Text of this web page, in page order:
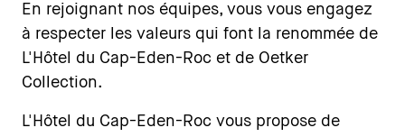
En rejoignant nos équipes, vous vous engagez
à respecter les valeurs qui font la renommée de
L'Hôtel du Cap-Eden-Roc et de Oetker
Collection.
L'Hôtel du Cap-Eden-Roc vous propose de